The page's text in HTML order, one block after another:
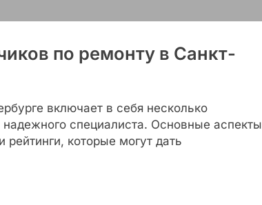
по ремонту в Санкт-
включает в себя несколько
специалиста. Основные аспекты
которые могут дать